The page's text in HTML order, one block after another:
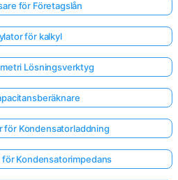
för Företagslån
för kalkyl
Lösningsverktyg
för Kondensatorladdning
för Kondensatorimpedans